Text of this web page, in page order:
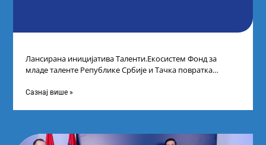
Лансирана иницијатива Таленти.Екосистем Фонд за
младе таленте Републике Србије и Тачка повратка
догађају су се
Сазнај више »